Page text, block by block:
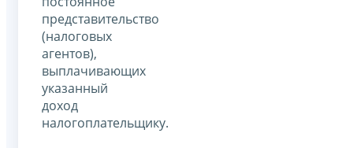
представительство
(налоговых
агентов),
выплачивающих
указанный
доход
налогоплательщику.